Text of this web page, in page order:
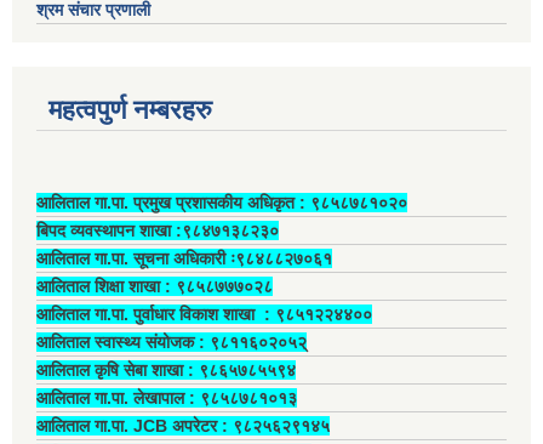
श्रम संचार प्रणाली
महत्वपुर्ण नम्बरहरु
आलिताल गा.पा. प्रमुख प्रशासकीय अधिकृत ‍: ९८५८७८१०२०
बिपद व्यवस्थापन शाखा :९८४७१३८२३०
आलिताल गा.पा. सूचना अधिकारी ः९८४८८२७०६१
आलिताल शिक्षा शाखा : ९८५८७७७०२८
आलिताल गा.पा. पुर्वाधार विकाश शाखा ‍: ९८५१२२४४००
आलिताल स्वास्थ्य संयोजक ‍: ९८११६०२०५२्
आलिताल कृषि सेबा शाखा : ९८६५७८५५९४
आलिताल गा.पा. लेखापाल ‍: ९८५८७८१०१३
आलिताल गा.पा. JCB अपरेटर ‍: ९८२५६२९१४५